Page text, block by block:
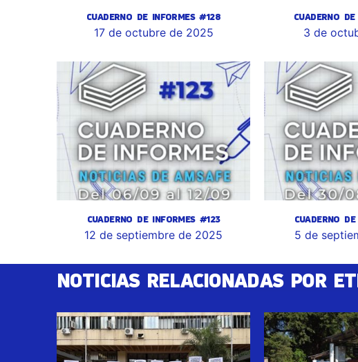
CUADERNO DE INFORMES #128
17 de octubre de 2025
CUADERNO
3 de
CUADERNO DE INFORMES #123
12 de septiembre de 2025
CUADERNO
5 de
NOTICIAS RELACIONADAS POR